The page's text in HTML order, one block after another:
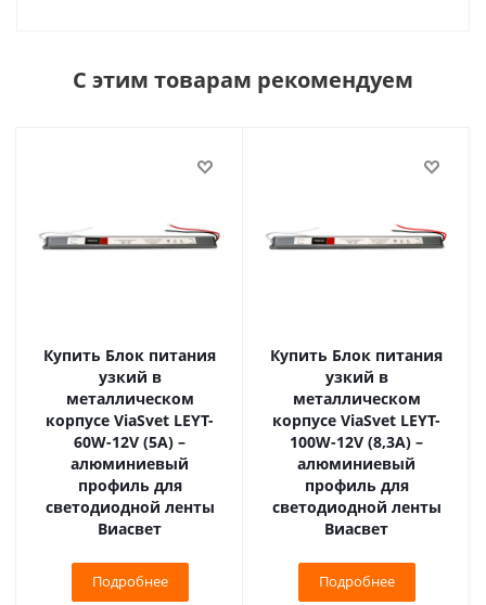
С этим товарам рекомендуем
Купить Блок питания
узкий в
металлическом
корпусе ViaSvet LEYT-
60W-12V (5A) –
алюминиевый
профиль для
светодиодной ленты
Виасвет
Подробнее
Купить Блок питания
узкий в
металлическом
корпусе ViaSvet LEYT-
100W-12V (8,3A) –
алюминиевый
профиль для
светодиодной ленты
Виасвет
Подробнее